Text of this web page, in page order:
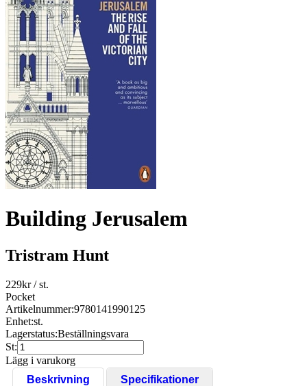
Building Jerusalem
Tristram Hunt
229kr/ st.
Pocket
Artikelnummer:9780141990125
Enhet:st.
Lagerstatus:Beställningsvara
St:
Lägg i varukorg
Beskrivning
Specifikationer